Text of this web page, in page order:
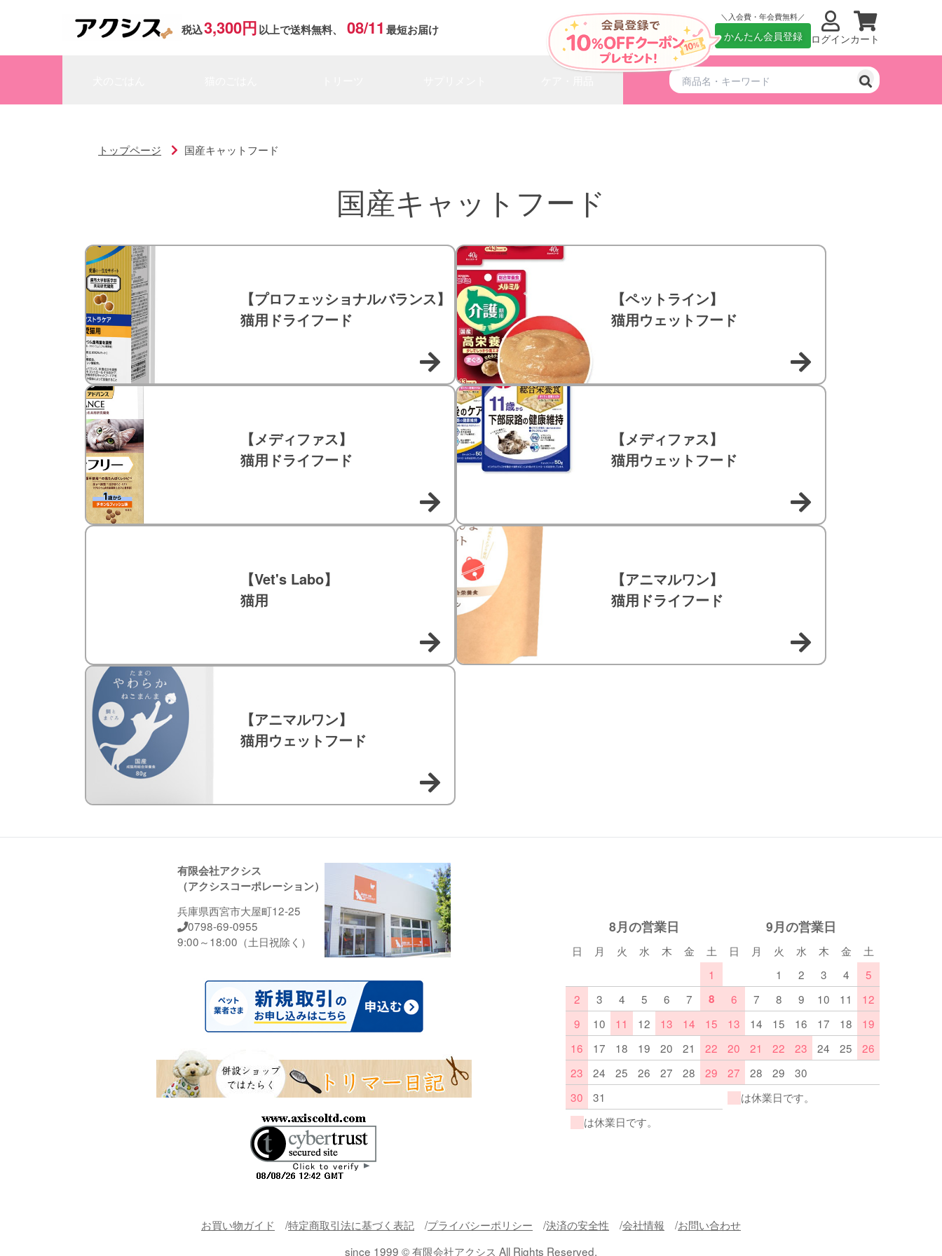
税込3,300円以上で送料無料、 08/11 最短お届け
入会費・年会費無料
かんたん会員登録 ログインカート
トップページ 国産キャットフード
国産キャットフード
【プロフェッショナルバランス】
猫用ドライフード
【ペットライン】
猫用ウェットフード
【メディファス】
猫用ドライフード
【メディファス】
猫用ウェットフード
【Vet's Labo】
猫用
【アニマルワン】
猫用ドライフード
【アニマルワン】
猫用ウェットフード
8月の営業日
日 月 火 水 木 金
土
1
2
3 4 5 6 7
8
9
10 11 12 13 14
15
16
17 18 19 20 21
22
23
24 25 26 27 28
29
30
31
は休業日です。
9月の営業日
日 月 火 水 木 金
土
1
2 3 4
5
6
7 8 9 10 11
12
13
14 15 16 17 18
19
20
21 22 23 24 25
26
27
28 29
30
は休業日です。
有限会社アクシス
（アクシスコーポレーション）
兵庫県西宮市大屋町12-25
0798-69-0955
9:00～18:00（土日祝除く）
お買い物ガイド 特定商取引法に基づく表記 プライバシーポリシー 決済の安全性 会社情報
お問い合わせ
since 1999 © 有限会社アクシス All Rights Reserved.